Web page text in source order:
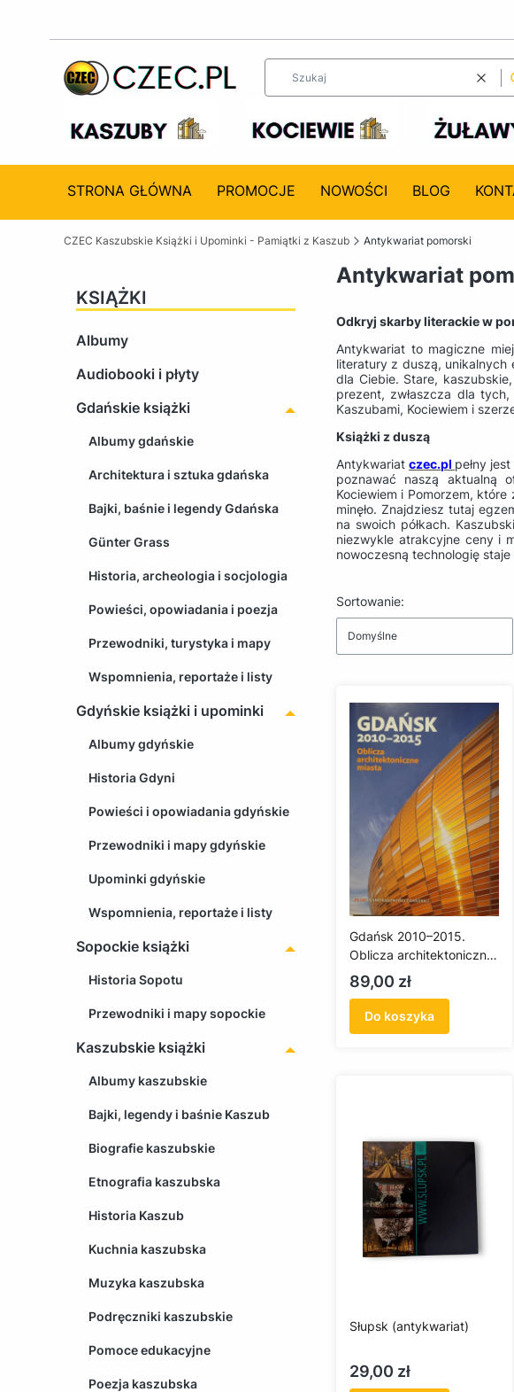
STRONA GŁÓWNA PROMOCJE NOWOŚCI BLOG
CZEC Kaszubskie Książki i Upominki - Pamiątki z Kaszub Antykwariat pomorski
KSIĄŻKI
Albumy
Audiobooki i płyty
Gdańskie książki
Albumy gdańskie
Architektura i sztuka gdańska
Bajki, baśnie i legendy Gdańska
Günter Grass
Historia, archeologia i socjologia
Powieści, opowiadania i poezja
Przewodniki, turystyka i mapy
Wspomnienia, reportaże i listy
Gdyńskie książki i upominki
Albumy gdyńskie
Historia Gdyni
Powieści i opowiadania gdyńskie
Przewodniki i mapy gdyńskie
Upominki gdyńskie
Wspomnienia, reportaże i listy
Sopockie książki
Historia Sopotu
Przewodniki i mapy sopockie
Kaszubskie książki
Albumy kaszubskie
Bajki, legendy i baśnie Kaszub
Biografie kaszubskie
Etnografia kaszubska
Historia Kaszub
Kuchnia kaszubska
Muzyka kaszubska
Podręczniki kaszubskie
Pomoce edukacyjne
Poezja kaszubska
Antykwariat
Odkryj skarby literackie w
Antykwariat to magiczne
literatury z duszą, unikalnych
dla Ciebie. Stare,
prezent, zwłaszcza dla
Kaszubami, Kociewiem i
Książki z duszą
Antykwariatczec.pl pełny
poznawać naszą aktualną
Kociewiem i Pomorzem,
minęło. Znajdziesz tutaj
na swoich półkach.
niezwykle atrakcyjne ceny i
nowoczesną technologię
Lista produktów
Sortowanie:
Domyślne
Gdańsk 2010–2015.
Oblicza architektoniczne
miasta (antykwariat)
Cena
89,00 zł
Do koszyka
Słupsk (antykwariat)
Cena
29,00 zł